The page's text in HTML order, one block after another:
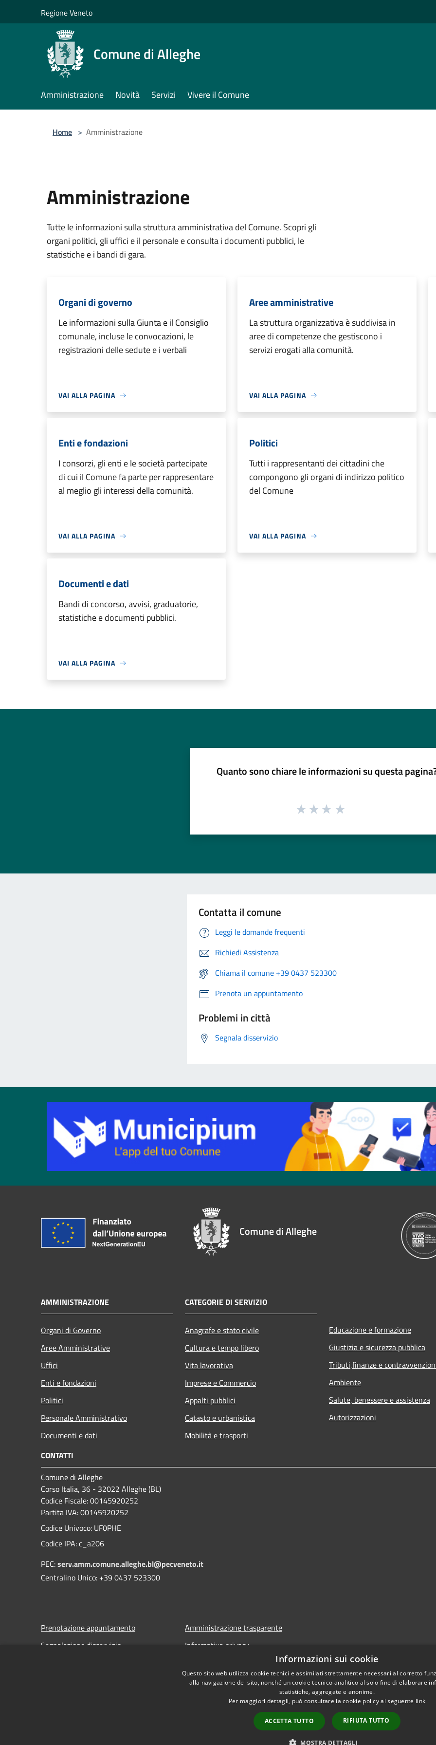
Regione Veneto
Comune di Alleghe
Amministrazione Novità Servizi Vivere il Comune
Home > Amministrazione
Amministrazione
Tutte le informazioni sulla struttura amministrativa del Comune. Scopri gli
organi politici, gli uffici e il personale e consulta i documenti pubblici, le
statistiche e i bandi di gara.
Organi di governo
Le informazioni sulla Giunta e il Consiglio
comunale, incluse le convocazioni, le
registrazioni delle sedute e i verbali
VAI ALLA PAGINA
Aree amministrative
La struttura organizzativa è suddivisa in
aree di competenze che gestiscono i
servizi erogati alla comunità.
VAI ALLA PAGINA
Enti e fondazioni
I consorzi, gli enti e le società partecipate
di cui il Comune fa parte per rappresentare
al meglio gli interessi della comunità.
VAI ALLA PAGINA
Politici
Tutti i rappresentanti dei cittadini che
compongono gli organi di indirizzo politico
del Comune
VAI ALLA PAGINA
Documenti e dati
Bandi di concorso, avvisi, graduatorie,
statistiche e documenti pubblici.
VAI ALLA PAGINA
Quanto sono chiare le informazioni su questa
Contatta il comune
Leggi le domande frequenti
Richiedi Assistenza
Chiama il comune +39 0437 523300
Prenota un appuntamento
Problemi in città
Segnala disservizio
Comune di Alleghe
AMMINISTRAZIONE
Organi di Governo
Aree Amministrative
Uffici
Enti e fondazioni
Politici
Personale Amministrativo
Documenti e dati
CATEGORIE DI SERVIZIO
Anagrafe e stato civile
Cultura e tempo libero
Vita lavorativa
Imprese e Commercio
Appalti pubblici
Catasto e urbanistica
Mobilità e trasporti
Educazione e formazione
Giustizia e sicurezza pubblica
Tributi,finanze e
Ambiente
Salute, benessere e assistenza
Autorizzazioni
CONTATTI
Comune di Alleghe
Corso Italia, 36 - 32022 Alleghe (BL)
Codice Fiscale: 00145920252
Partita IVA: 00145920252
Codice Univoco: UF0PHE
Codice IPA: c_a206
PEC:serv.amm.comune.alleghe.bl@pecveneto.it
Centralino Unico: +39 0437 523300
Prenotazione appuntamento
Segnalazione disservizio
Amministrazione trasparente
Informativa privacy
Dichiarazione di accessibilità
Copyright © 2026 •
Informazioni sui cookie
Questo sito web utilizza cookie tecnici e assimilati strettamente necessari al corretto
alla navigazione del sito, nonché un cookie tecnico analitico al solo fine di elaborare
statistiche, aggregate e anonime.
Per maggiori dettagli, può consultare la cookie policy al seguente link
ACCETTA TUTTO RIFIUTA TUTTO
MOSTRA DETTAGLI